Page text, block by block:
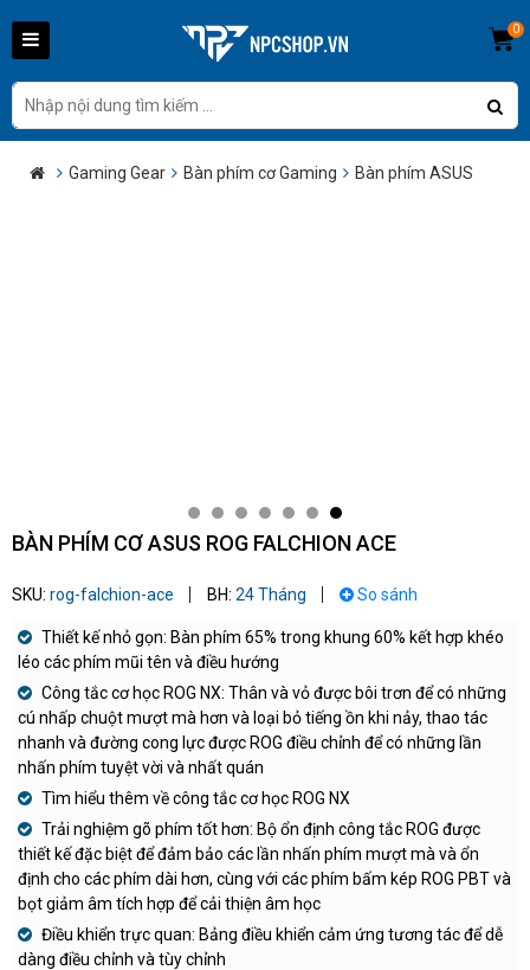
0
Gaming Gear Bàn phím cơ Gaming Bàn phím ASUS
BÀN PHÍM CƠ ASUS ROG FALCHION ACE
SKU: rog-falchion-ace BH: 24 Tháng So sánh
Thiết kế nhỏ gọn: Bàn phím 65% trong khung 60% kết hợp khéo
léo các phím mũi tên và điều hướng
Công tắc cơ học ROG NX: Thân và vỏ được bôi trơn để có những
cú nhấp chuột mượt mà hơn và loại bỏ tiếng ồn khi nảy, thao tác
nhanh và đường cong lực được ROG điều chỉnh để có những lần
nhấn phím tuyệt vời và nhất quán
Tìm hiểu thêm về công tắc cơ học ROG NX
Trải nghiệm gõ phím tốt hơn: Bộ ổn định công tắc ROG được
thiết kế đặc biệt để đảm bảo các lần nhấn phím mượt mà và ổn
định cho các phím dài hơn, cùng với các phím bấm kép ROG PBT và
bọt giảm âm tích hợp để cải thiện âm học
Điều khiển trực quan: Bảng điều khiển cảm ứng tương tác để dễ
dàng điều chỉnh và tùy chỉnh